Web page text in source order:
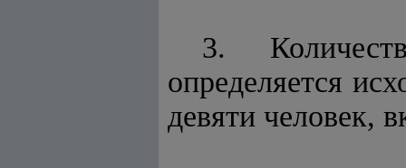
3.
определяется
девяти человек,